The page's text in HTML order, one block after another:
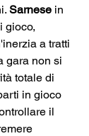
Sarnese in
gioco,
a tratti
gara non si
totale di
in gioco
il